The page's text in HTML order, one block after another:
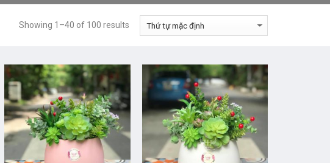
Showing 1–40 of 100 results